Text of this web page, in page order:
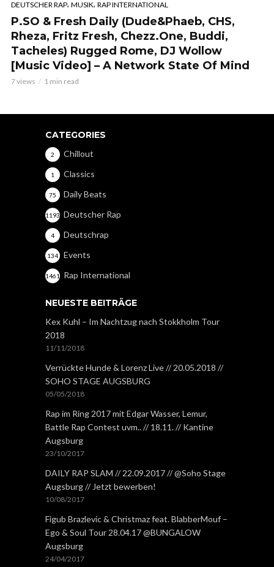
DEUTSCHER RAP, MUSIK, RAP INTERNATIONAL
P.SO & Fresh Daily (Dude&Phaeb, CHS,
Rheza, Fritz Fresh, Chezz.One, Buddi,
Tacheles) Rugged Rome, DJ Wollow
[Music Video] – A Network State Of Mind
7 views 1 min read
CATEGORIES
Chillout
2
Classics
1
Daily Beats
75
Deutscher Rap
1193
Deutschrap
4
Events
134
Rap International
1461
NEUESTE BEITRÄGE
Kex Kuhl – Im Nachtzug nach Stokkholm Tour
2018
11/11/2018
Verrückte Hunde & Lorenz Live // 20.05.2018 //
SOHO STAGE AUGSBURG
05/05/2018
Rap im Ring 2017 mit Edgar Wasser, Lemur,
Battle Rap Contest uvm.. // 18.11. // Kantine
Augsburg
23/10/2017
DAILY RAP SLAM // 22.09.2017 // @Soho Stage
Augsburg // Jetzt bewerben!
10/08/2017
Figub Brazlevic & Christmaz feat. BlabberMouf –
Ego & Soul Tour 28.04.17 @BUNGALOW
Augsburg
24/04/2017